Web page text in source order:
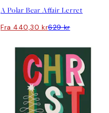
A Polar Bear Affair Lerret
Fra 440,30 kr629 kr